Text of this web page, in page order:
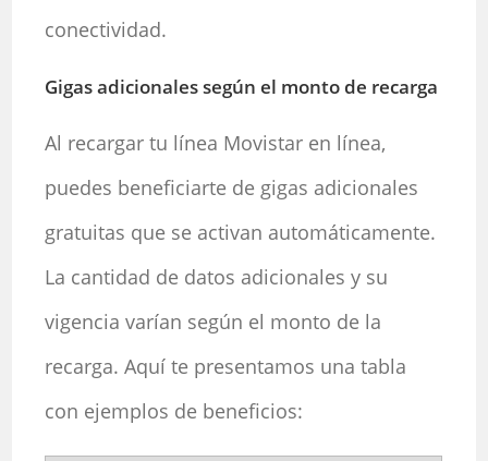
conectividad.
Gigas adicionales según el monto de recarga
Al recargar tu línea Movistar en línea,
puedes beneficiarte de gigas adicionales
gratuitas que se activan automáticamente.
La cantidad de datos adicionales y su
vigencia varían según el monto de la
recarga. Aquí te presentamos una tabla
con ejemplos de beneficios: